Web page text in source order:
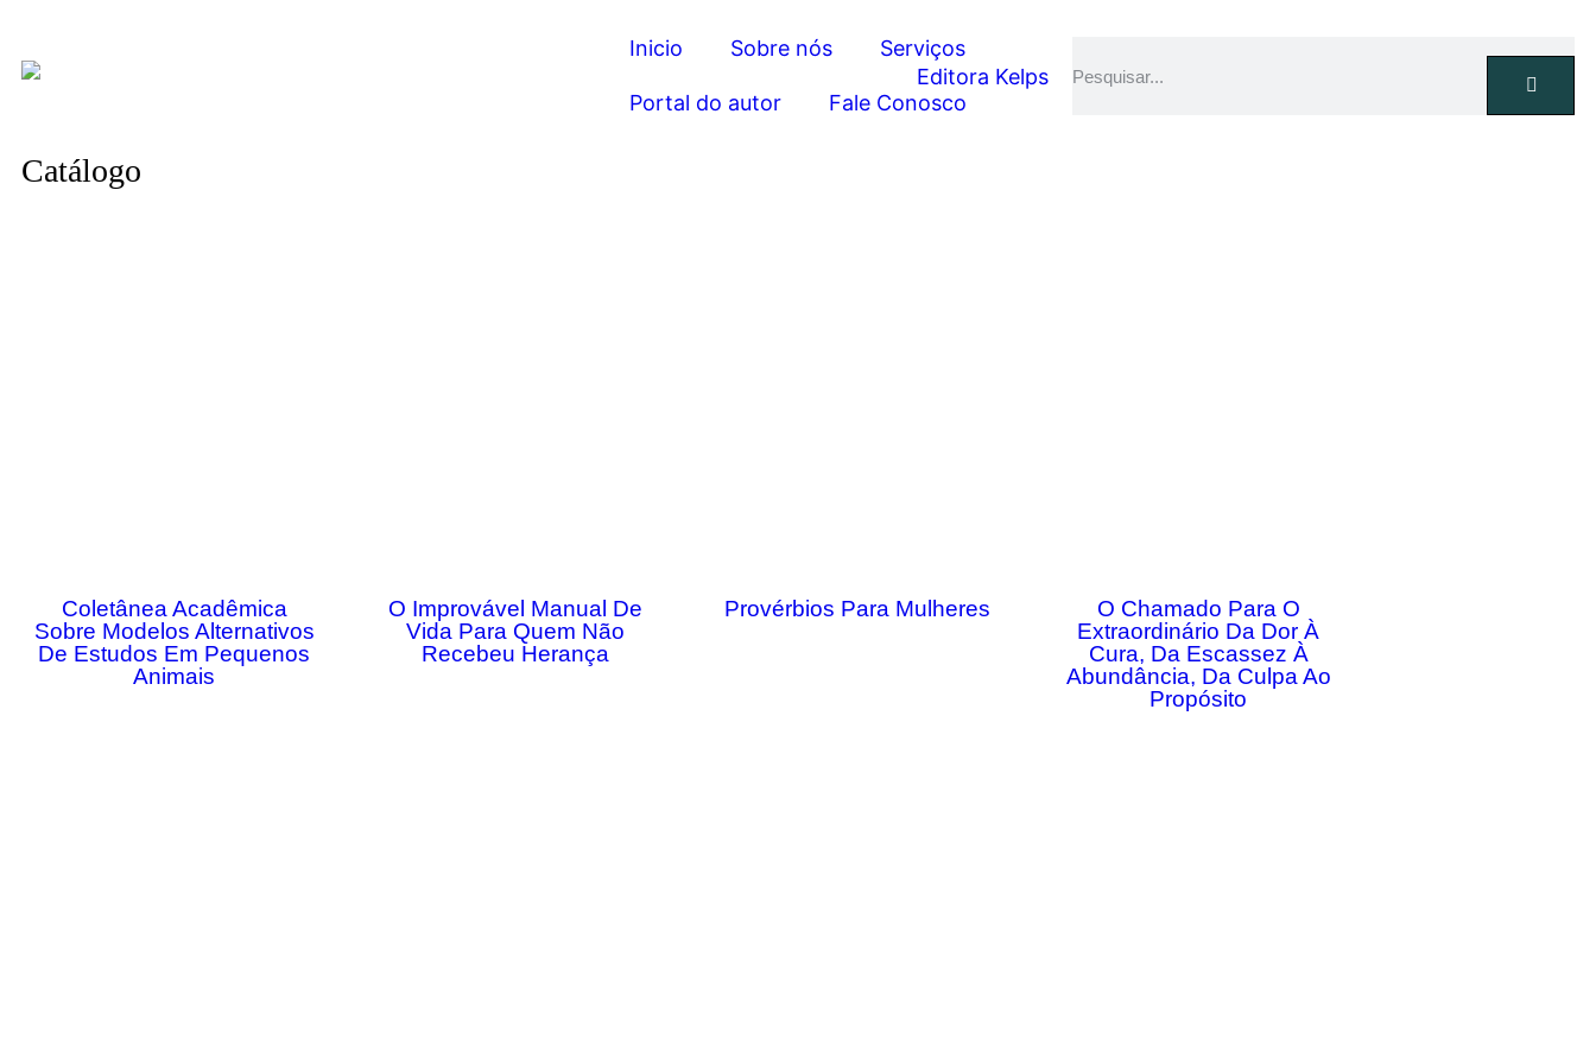
Inicio Sobre nós Serviços
Portal do autor Fale Conosco
Catálogo
Coletânea Acadêmica
Sobre Modelos Alternativos
De Estudos Em Pequenos
Animais
O Improvável Manual De
Vida Para Quem Não
Recebeu Herança
Provérbios Para Mulheres
O Chamado Para O
Extraordinário Da Dor À
Cura, Da Escassez À
Abundância, Da Culpa Ao
Propósito